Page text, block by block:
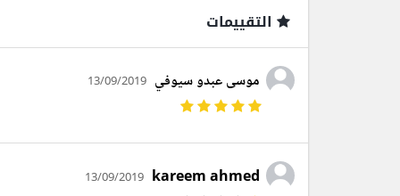
التقييمات
موسى عبدو سيوفي 13/09/2019
kareem ahmed
13/09/2019